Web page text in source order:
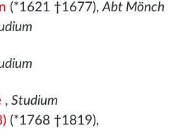
(*1621 †1677),Abt Mönch
, Studium
(*1768 †1819),